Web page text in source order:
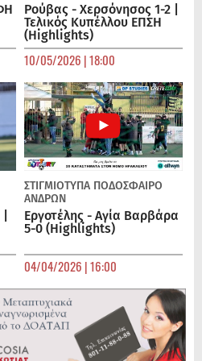
Ρούβας - Χερσόνησος 1-2 |
Τελικός Κυπέλλου ΕΠΣΗ
(Highlights)
10/05/2026 | 18:00
ΣΤΙΓΜΙΟΤΥΠΑ ΠΟΔΌΣΦΑΙΡΟ
ΑΝΔΡΏΝ
Εργοτέλης - Αγία Βαρβάρα
5-0 (Highlights)
04/04/2026 | 16:00